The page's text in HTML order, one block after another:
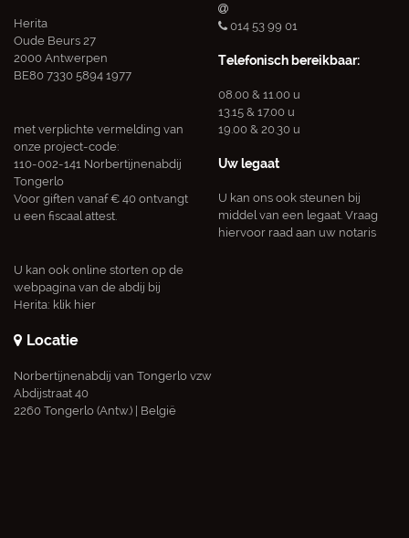
Herita
Oude Beurs 27
2000 Antwerpen
BE80 7330 5894 1977
met verplichte vermelding van
onze project-code:
110-002-141 Norbertijnenabdij
Tongerlo
Voor giften vanaf € 40 ontvangt
u een fiscaal attest.
U kan ook online storten op de
webpagina van de abdij bij
Herita: klik hier
014 53 99 01
Telefonisch bereikbaar:
08.00 & 11.00 u
13.15 & 17.00 u
19.00 & 20.30 u
Uw legaat
U kan ons ook steunen bij
middel van een legaat. Vraag
hiervoor raad aan uw notaris
Locatie
Norbertijnenabdij van Tongerlo vzw
Abdijstraat 40
2260 Tongerlo (Antw.) | België